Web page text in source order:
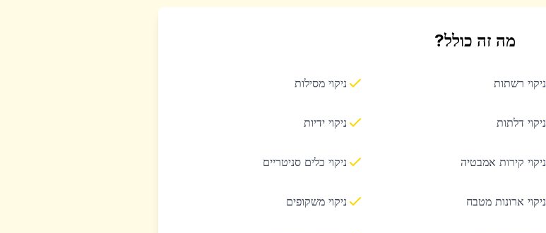
מה זה כולל?
ניקוי רשתות ניקוי מסילות
ניקוי דלתות ניקוי ידיות
ניקוי קירות אמבטיה ניקוי כלים סניטריים
ניקוי ארונות מטבח ניקוי משקופים